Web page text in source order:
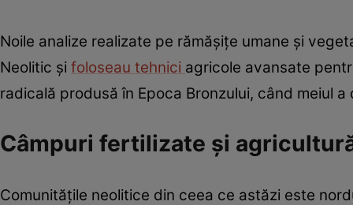
Noile analize realizate pe rămășițe umane și
Neolitic și foloseau tehnici agricole avansate
radicală produsă în Epoca Bronzului, când meiul
Câmpuri fertilizate și
Comunitățile neolitice din ceea ce astăzi este